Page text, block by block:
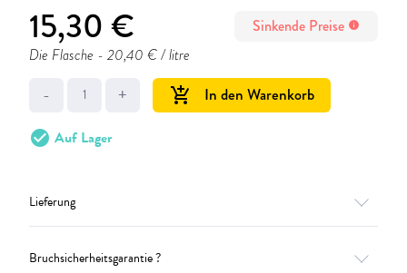
15,30 € Sinkende Preise info
Die Flasche - 20,40 € / litre
- + add_shopping_cart In den Warenkorb
check_circle Auf Lager
Lieferung
Bruchsicherheitsgarantie ?